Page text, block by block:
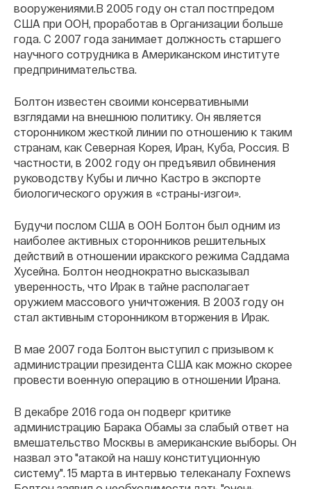
вооружениями.В 2005 году он стал постпредом
США при ООН, проработав в Организации больше
года. С 2007 года занимает должность старшего
научного сотрудника в Американском институте
предпринимательства.
Болтон известен своими консервативными
взглядами на внешнюю политику. Он является
сторонником жесткой линии по отношению к таким
странам, как Северная Корея, Иран, Куба, Россия. В
частности, в 2002 году он предъявил обвинения
руководству Кубы и лично Кастро в экспорте
биологического оружия в «страны-изгои».
Будучи послом США в ООН Болтон был одним из
наиболее активных сторонников решительных
действий в отношении иракского режима Саддама
Хусейна. Болтон неоднократно высказывал
уверенность, что Ирак в тайне располагает
оружием массового уничтожения. В 2003 году он
стал активным сторонником вторжения в Ирак.
В мае 2007 года Болтон выступил с призывом к
администрации президента США как можно скорее
провести военную операцию в отношении Ирана.
В декабре 2016 года он подверг критике
администрацию Барака Обамы за слабый ответ на
вмешательство Москвы в американские выборы. Он
назвал это "атакой на нашу конституционную
систему". 15 марта в интервью телеканалу Foxnews